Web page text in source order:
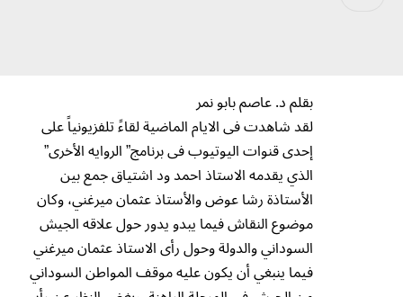
بقلم د. عاصم بابو نمر
لقد شاهدت فى الايام الماضية لقاءً تلفزيونياً على
إحدى قنوات اليوتيوب فى برنامج” الروايه الأخرى”
الذي يقدمه الاستاذ احمد ود اشتياق جمع بين
الأستاذة رشا عوض والأستاذ عثمان ميرغني، وكان
موضوع النقاش فيما يبدو يدور حول علاقه الجيش
السوداني والدولة وحول رأى الاستاذ عثمان ميرغني
فيما ينبغي أن يكون عليه موقف المواطن السوداني